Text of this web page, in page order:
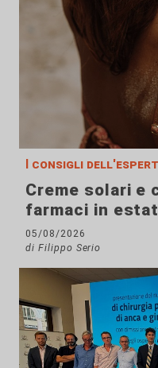
I consigli
Creme solari e
farmaci in
05/08/2026
di Filippo Serio